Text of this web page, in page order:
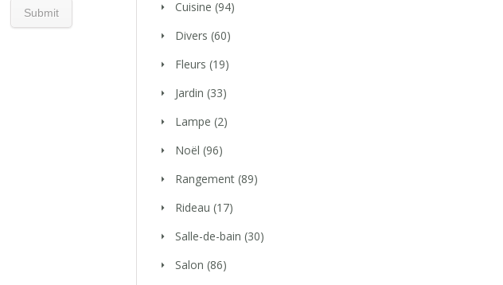
Cuisine (94)
Divers (60)
Fleurs (19)
Jardin (33)
Lampe (2)
Noël (96)
Rangement (89)
Rideau (17)
Salle-de-bain (30)
Salon (86)